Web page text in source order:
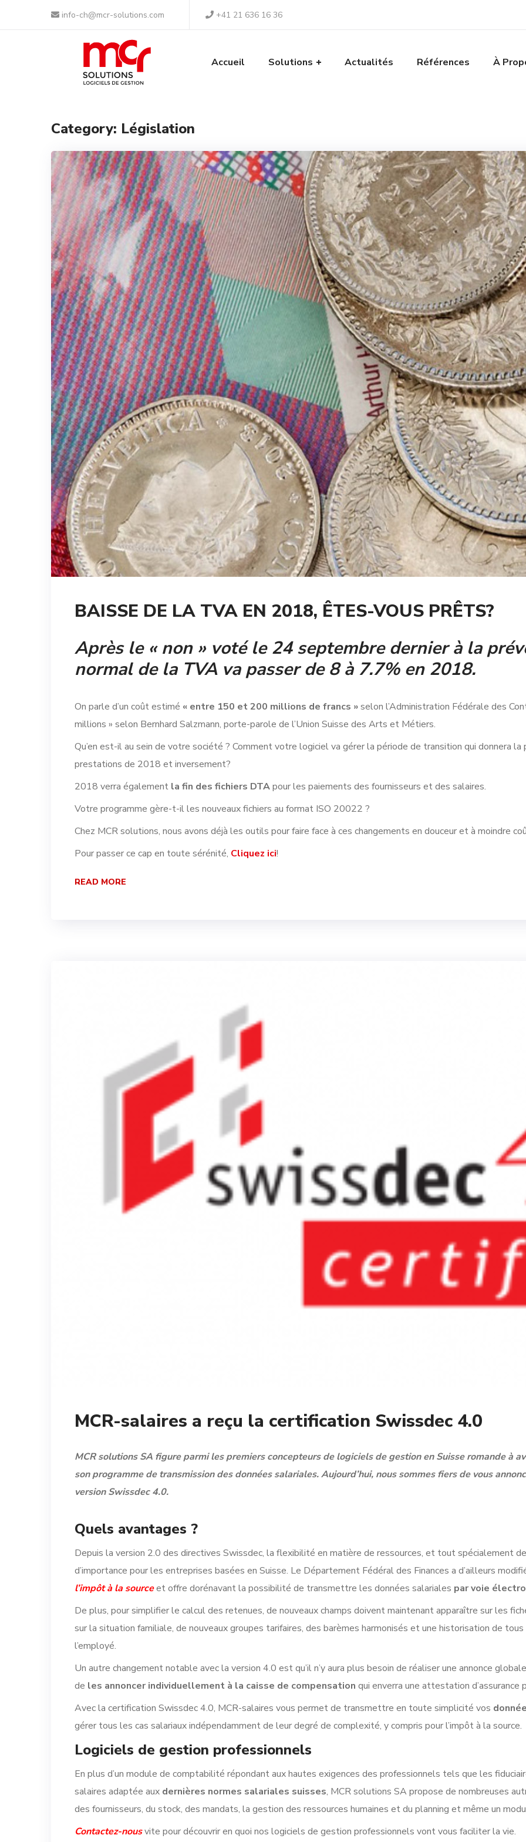
info-ch@mcr-solutions.com +41 21 636 16 36
Accueil Solutions Actualités Références À
Category: Législation
BAISSE DE LA TVA EN 2018, ÊTES-VOUS PRÊTS?
Après le « non » voté le 24 septembre dernier à la
normal de la TVA va passer de 8 à 7.7% en 2018.
On parle d’un coût estimé « entre 150 et 200 millions de francs »selon l’Administration Fédérale des
millions » selon Bernhard Salzmann, porte-parole de l’Union Suisse des Arts et Métiers.
Qu’en est-il au sein de votre société ? Comment votre logiciel va gérer la période de transition qui donnera
prestations de 2018 et inversement?
2018 verra également la fin des fichiers DTApour les paiements des fournisseurs et des salaires.
Votre programme gère-t-il les nouveaux fichiers au format ISO 20022 ?
Chez MCR solutions, nous avons déjà les outils pour faire face à ces changements en douceur et à moindre
Pour passer ce cap en toute sérénité, Cliquez ici!
READ MORE
MCR-salaires a reçu la certification Swissdec 4.0
MCR solutions SA figure parmi les premiers concepteurs de logiciels de gestion en Suisse romande à
son programme de transmission des données salariales. Aujourd’hui, nous sommes fiers de vous
version Swissdec 4.0.
Quels avantages ?
Depuis la version 2.0 des directives Swissdec, la flexibilité en matière de ressources, et tout spécialement
d’importance pour les entreprises basées en Suisse. Le Département Fédéral des Finances a d’ailleurs
l’impôt à la sourceet offre dorénavant la possibilité de transmettre les données salariales par voie
De plus, pour simplifier le calcul des retenues, de nouveaux champs doivent maintenant apparaître sur les
sur la situation familiale, de nouveaux groupes tarifaires, des barèmes harmonisés et une historisation de
l’employé.
Un autre changement notable avec la version 4.0 est qu’il n’y aura plus besoin de réaliser une annonce
de les annoncer individuellement à la caisse de compensation qui enverra une attestation d’assurance
Avec la certification Swissdec 4.0, MCR-salaires vous permet de transmettre en toute simplicité vos
gérer tous les cas salariaux indépendamment de leur degré de complexité, y compris pour l’impôt à la source.
Logiciels de gestion professionnels
En plus d’un module de comptabilité répondant aux hautes exigences des professionnels tels que les
salaires adaptée aux dernières normes salariales suisses, MCR solutions SA propose de nombreuses
des fournisseurs, du stock, des mandats, la gestion des ressources humaines et du planning et même un
Contactez-nousvite pour découvrir en quoi nos logiciels de gestion professionnels vont vous faciliter la vie.
Panneau de gestion des cookies